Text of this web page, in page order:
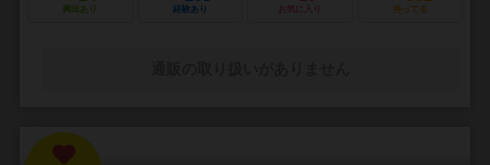
興味あり 経験あり お気に入り 持ってる